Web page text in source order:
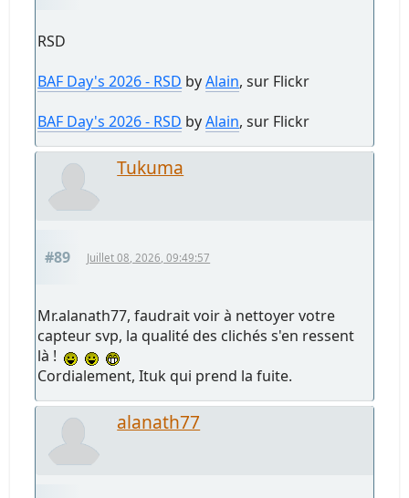
RSD
BAF Day's 2026 - RSD byAlain, sur Flickr
BAF Day's 2026 - RSD byAlain, sur Flickr
Tukuma
#89 Juillet 08, 2026, 09:49:57
Mr.alanath77, faudrait voir à nettoyer votre
capteur svp, la qualité des clichés s'en ressent
là !
Cordialement, Ituk qui prend la fuite.
alanath77